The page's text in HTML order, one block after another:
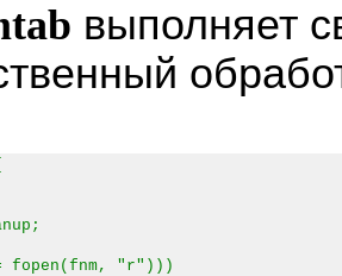
выполняет
"r")))